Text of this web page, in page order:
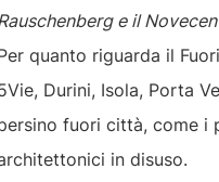
e il
quanto riguarda il
Durini, Isola, Porta
fuori città, come i
in disuso.